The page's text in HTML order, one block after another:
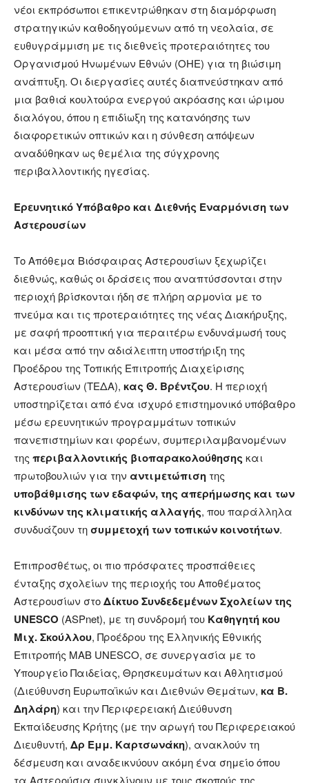
νέοι εκπρόσωποι επικεντρώθηκαν στη διαμόρφωση
στρατηγικών καθοδηγούμενων από τη νεολαία, σε
ευθυγράμμιση με τις διεθνείς προτεραιότητες του
Οργανισμού Ηνωμένων Εθνών (ΟΗΕ) για τη βιώσιμη
ανάπτυξη. Οι διεργασίες αυτές διαπνεύστηκαν από
μια βαθιά κουλτούρα ενεργού ακρόασης και ώριμου
διαλόγου, όπου η επιδίωξη της κατανόησης των
διαφορετικών οπτικών και η σύνθεση απόψεων
αναδύθηκαν ως θεμέλια της σύγχρονης
περιβαλλοντικής ηγεσίας.
Ερευνητικό Υπόβαθρο και Διεθνής Εναρμόνιση των
Αστερουσίων
Το Απόθεμα Βιόσφαιρας Αστερουσίων ξεχωρίζει
διεθνώς, καθώς οι δράσεις που αναπτύσσονται στην
περιοχή βρίσκονται ήδη σε πλήρη αρμονία με το
πνεύμα και τις προτεραιότητες της νέας Διακήρυξης,
με σαφή προοπτική για περαιτέρω ενδυνάμωσή τους
και μέσα από την αδιάλειπτη υποστήριξη της
Προέδρου της Τοπικής Επιτροπής Διαχείρισης
Αστερουσίων (ΤΕΔΑ), κας Θ. Βρέντζου. Η περιοχή
υποστηρίζεται από ένα ισχυρό επιστημονικό υπόβαθρο
μέσω ερευνητικών προγραμμάτων τοπικών
πανεπιστημίων και φορέων, συμπεριλαμβανομένων
της περιβαλλοντικής βιοπαρακολούθησης και
πρωτοβουλιών για την αντιμετώπιση της
υποβάθμισης των εδαφών, της απερήμωσης και των
κινδύνων της κλιματικής αλλαγής, που παράλληλα
συνδυάζουν τη συμμετοχή των τοπικών κοινοτήτων.
Επιπροσθέτως, οι πιο πρόσφατες προσπάθειες
ένταξης σχολείων της περιοχής του Αποθέματος
Αστερουσίων στοΔίκτυο Συνδεδεμένων Σχολείων της
UNESCO (ASPnet), με τη συνδρομή του Καθηγητή κου
Μιχ.Σκούλλου, Προέδρου της Ελληνικής Εθνικής
Επιτροπής ΜΑΒ UNESCO, σε συνεργασία με το
Υπουργείο Παιδείας, Θρησκευμάτων και Αθλητισμού
(Διεύθυνση Ευρωπαϊκών και Διεθνών Θεμάτων, κα Β.
Δηλάρη) και την Περιφερειακή Διεύθυνση
Εκπαίδευσης Κρήτης (με την αρωγή του Περιφερειακού
Διευθυντή, Δρ Εμμ. Καρτσωνάκη), ανακλούν τη
δέσμευση και αναδεικνύουν ακόμη ένα σημείο όπου
τα Αστερούσια συγκλίνουν με τους σκοπούς της